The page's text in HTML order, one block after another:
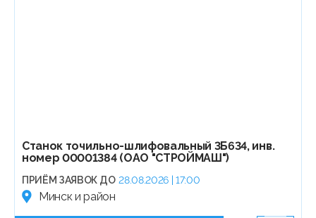
Станок точильно-шлифовальный 3Б634, инв.
номер 00001384 (ОАО "СТРОЙМАШ")
ПРИЁМ ЗАЯВОК ДО 28.08.2026 | 17:00
Минск и район